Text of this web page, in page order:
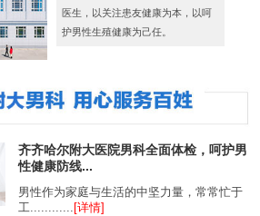
医生，以关注患友健康为本，以呵
护男性生殖健康为己任。
齐齐哈尔附大医院男科全面体检，呵护男
性健康防线...
男性作为家庭与生活的中坚力量，常常忙于
工............ [详情]